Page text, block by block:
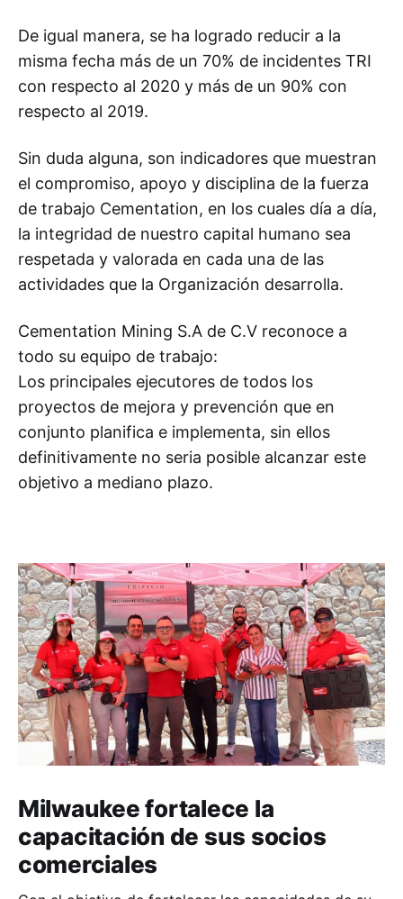
De igual manera, se ha logrado reducir a la
misma fecha más de un 70% de incidentes TRI
con respecto al 2020 y más de un 90% con
respecto al 2019.
Sin duda alguna, son indicadores que muestran
el compromiso, apoyo y disciplina de la fuerza
de trabajo Cementation, en los cuales día a día,
la integridad de nuestro capital humano sea
respetada y valorada en cada una de las
actividades que la Organización desarrolla.
Cementation Mining S.A de C.V reconoce a
todo su equipo de trabajo:
Los principales ejecutores de todos los
proyectos de mejora y prevención que en
conjunto planifica e implementa, sin ellos
definitivamente no seria posible alcanzar este
objetivo a mediano plazo.
Milwaukee fortalece la
capacitación de sus socios
comerciales